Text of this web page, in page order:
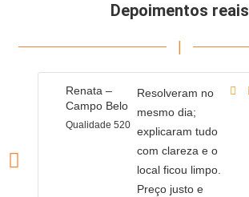
Depoimentos reais
Renata –
Campo Belo
Qualidade 520
Resolveram no
mesmo dia;
explicaram tudo
com clareza e o
local ficou limpo.
Preço justo e